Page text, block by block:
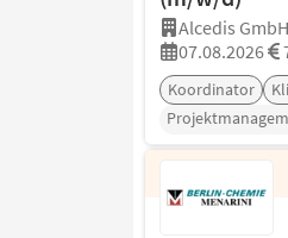
Alcedis GmbH
07.08.2026
Koordinator